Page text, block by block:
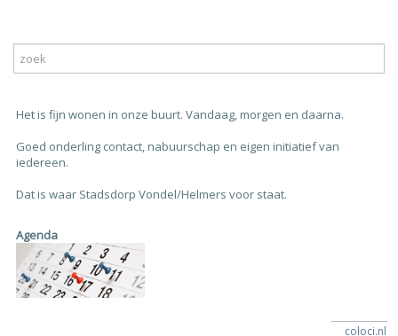
Het is fijn wonen in onze buurt. Vandaag, morgen en daarna.
Goed onderling contact, nabuurschap en eigen initiatief van
iedereen.
Dat is waar Stadsdorp Vondel/Helmers voor staat.
Agenda
coloci.nl